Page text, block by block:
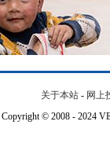
关于本站 - 网上
Copyright © 2008 - 2024